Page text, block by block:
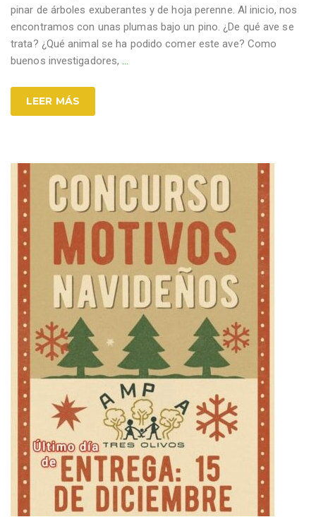
pinar de árboles exuberantes y de hoja perenne. Al inicio, nos
encontramos con unas plumas bajo un pino. ¿De qué ave se
trata? ¿Qué animal se ha podido comer este ave? Como
buenos investigadores,…
LEER MÁS